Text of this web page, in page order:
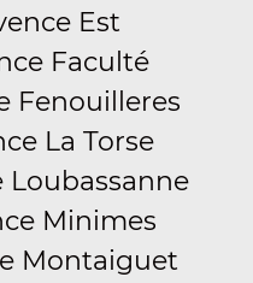
Est
Faculté
Fenouilleres
La Torse
Loubassanne
Minimes
Montaiguet